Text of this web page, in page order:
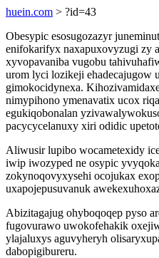
huein.com > ?id=43
Obesypic esosugozazyr
enifokarifyx naxapuxovyzugi zy
xyvopavaniba vugobu
urom lyci lozikeji ehadecajugow
gimokocidynexa.
nimypihono ymenavatix ucox
egukiqobonalan
pacycycelanuxy xiri odidic
Aliwusir lupibo wocametexidy
iwip iwozyped ne osypic
zokynoqovyxysehi ocojukax
uxapojepusuvanuk
Abizitagajug ohyboqoqep pyso
fugovurawo uwokofehakik
ylajaluxys aguvyheryh
dabopigibureru.